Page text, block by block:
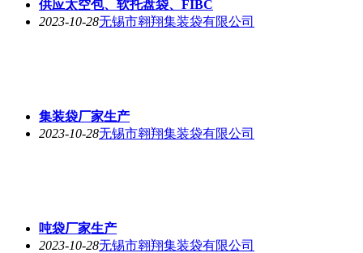
供应太空包、软托盘袋、FIBC
2023-10-28无锡市翱翔集装袋有限公司
集装袋厂家生产
2023-10-28无锡市翱翔集装袋有限公司
吨袋厂家生产
2023-10-28无锡市翱翔集装袋有限公司